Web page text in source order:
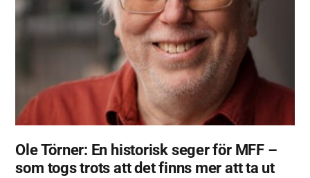
Ole Törner: En historisk seger för MFF –
som togs trots att det finns mer att ta ut